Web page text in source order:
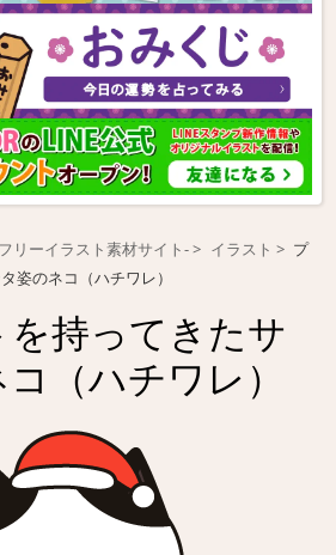
リーイラスト素材サイト- イラスト
プ
姿のネコ（ハチワレ）
持ってきたサ
（ハチワレ）